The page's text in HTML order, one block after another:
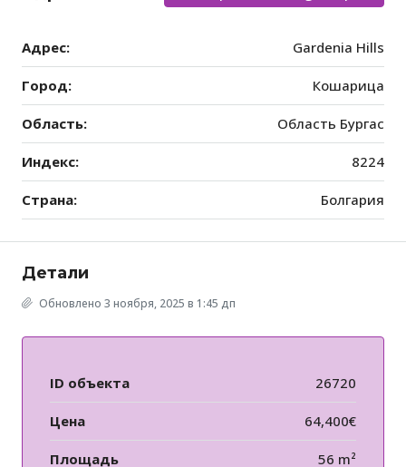
Адрес: Gardenia Hills
Город: Кошарица
Область: Область Бургас
Индекс: 8224
Страна: Болгария
Детали
Обновлено 3 ноября, 2025 в 1:45 дп
ID объекта 26720
Цена 64,400€
Площадь 56 m²